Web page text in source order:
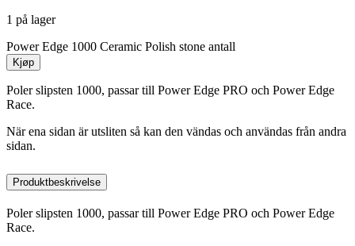
1 på lager
Power Edge 1000 Ceramic Polish stone antall
Kjøp
Poler slipsten 1000, passar till Power Edge PRO och Power Edge
Race.
När ena sidan är utsliten så kan den vändas och användas från andra
sidan.
Produktbeskrivelse
Poler slipsten 1000, passar till Power Edge PRO och Power Edge
Race.